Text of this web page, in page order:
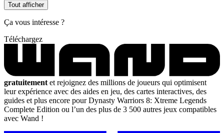
Tout afficher
Ça vous intéresse ?
Téléchargez
gratuitement et rejoignez des millions de joueurs qui optimisent
leur expérience avec des aides en jeu, des cartes interactives, des
guides et plus encore pour Dynasty Warriors 8: Xtreme Legends
Complete Edition ou l’un des plus de 3 500 autres jeux compatibles
avec Wand !